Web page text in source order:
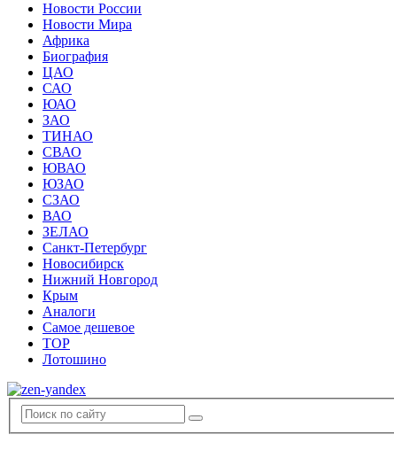
Новости России
Новости Мира
Африка
Биография
ЦАО
САО
ЮАО
ЗАО
ТИНАО
СВАО
ЮВАО
ЮЗАО
СЗАО
ВАО
ЗЕЛАО
Санкт-Петербург
Новосибирск
Нижний Новгород
Крым
Аналоги
Самое дешевое
TOP
Лотошино